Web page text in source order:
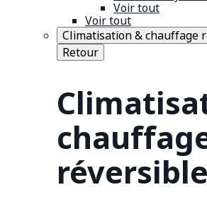
Voir tout
Voir tout
Climatisation & chauffage
Retour
réversible